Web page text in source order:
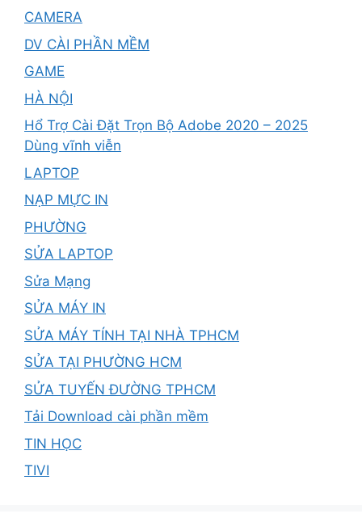
CAMERA
DV CÀI PHẦN MỀM
GAME
HÀ NỘI
Hổ Trợ Cài Đặt Trọn Bộ Adobe 2020 – 2025
Dùng vĩnh viễn
LAPTOP
NẠP MỰC IN
PHƯỜNG
SỬA LAPTOP
Sửa Mạng
SỬA MÁY IN
SỬA MÁY TÍNH TẠI NHÀ TPHCM
SỬA TẠI PHƯỜNG HCM
SỬA TUYẾN ĐƯỜNG TPHCM
Tải Download cài phần mềm
TIN HỌC
TIVI